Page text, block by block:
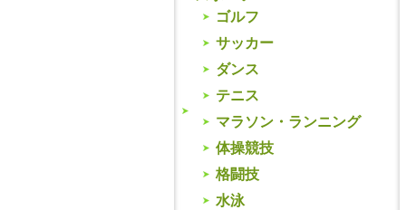
ゴルフ
サッカー
ダンス
テニス
マラソン・ランニング
体操競技
格闘技
水泳